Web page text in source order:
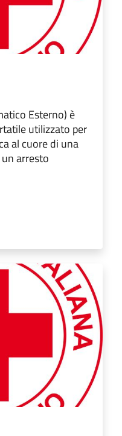
Esterno) è
utilizzato per
al cuore di una
arresto